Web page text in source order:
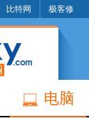
比特网 极客修
电脑